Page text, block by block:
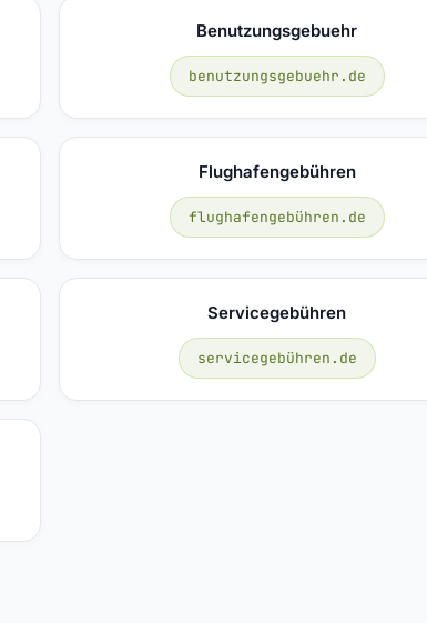
Benutzungsgebuehr
benutzungsgebuehr.de
Flughafengebühren
flughafengebühren.de
Servicegebühren
servicegebühren.de